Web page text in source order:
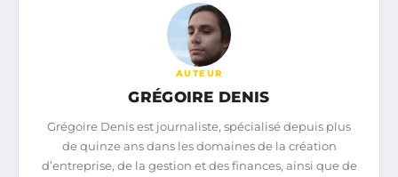
AUTEUR
GRÉGOIRE DENIS
Grégoire Denis est journaliste, spécialisé depuis plus
de quinze ans dans les domaines de la création
d’entreprise, de la gestion et des finances, ainsi que de